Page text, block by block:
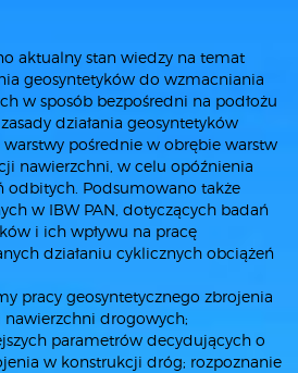
aktualny stan wiedzy na temat
geosyntetyków do wzmacniania
w sposób bezpośredni na podłożu
działania geosyntetyków
pośrednie w obrębie warstw
nawierzchni, w celu opóźnienia
odbitych. Podsumowano także
w IBW PAN, dotyczących badań
i ich wpływu na pracę
działaniu cyklicznych obciążeń
pracy geosyntetycznego zbrojenia
drogowych;
parametrów decydujących o
w konstrukcji dróg; rozpoznanie